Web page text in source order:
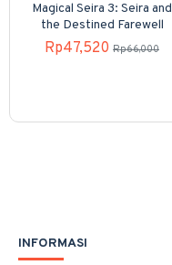
Magical Seira 3: Seira and
the Destined Farewell
Rp47,520 Rp66,000
INFORMASI